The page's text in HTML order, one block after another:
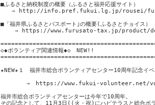
■ふるさと納税制度の概要（ふるさと福井応援サイト）
⇒ http://info.pref.fukui.lg.jp/rousei/
■「福井県ふるさとパスポート｣の概要(ふるさとチョイス）
⇒ https://www.furusato-tax.jp/product/
◇◆ボランティア関連情報◆◇ NEW!!
★NEW★１ 福井市総合ボランティアセンター10周年記念イ
⇒ https://www.fukui-volunteer.net/
福井市総合ボランティアセンターは今年で10周年。
その記念として、11月3日((火・祝)にハピテラスと総合ボ